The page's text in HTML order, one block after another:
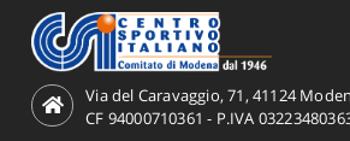
Via del Caravaggio, 71, 41124
CF 94000710361 - P.IVA